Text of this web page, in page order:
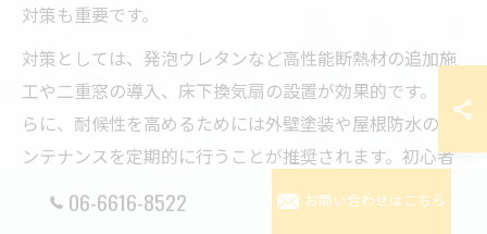
対策も重要です。
対策としては、発泡ウレタンなど高性能断熱材の追加施
工や二重窓の導入、床下換気扇の設置が効果的です。さ
らに、耐候性を高めるためには外壁塗装や屋根防水のメ
ンテナンスを定期的に行うことが推奨されます。初心者
の方は、設置業者や専門家に相談しながら、必要な断
06-6616-8522 お問い合わせはこちら